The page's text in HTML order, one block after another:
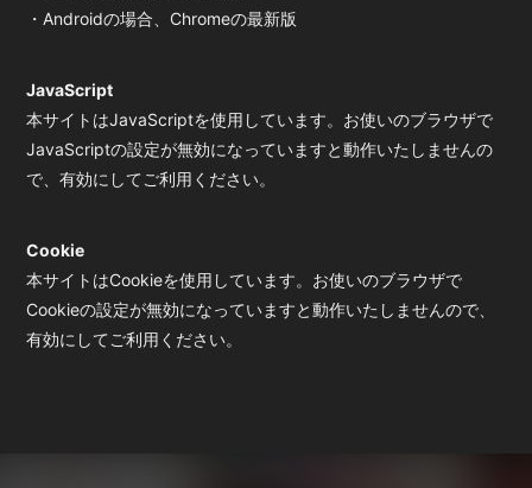
BOOTH SHOP
BBS
送付先申請
会員登録 ログイン
・Androidの場合、Chromeの最新版
JavaScript
本サイトはJavaScriptを使用しています。お使いのブラウザで
JavaScriptの設定が無効になっていますと動作いたしませんの
で、有効にしてご利用ください。
Cookie
本サイトはCookieを使用しています。お使いのブラウザで
Cookieの設定が無効になっていますと動作いたしませんので、
有効にしてご利用ください。